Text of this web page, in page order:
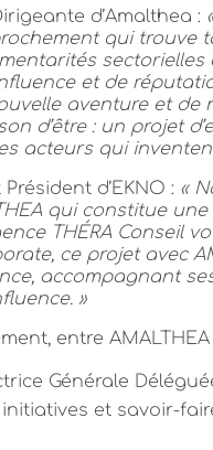
d’Amalthea :
qui trouve
sectorielles
et de
aventure et de
d’être : un projet
acteurs qui
d’EKNO : «
qui constitue
THÉRA Conseil
ce projet avec
accompagnant
»
entre AMALTHEA
Générale
et savoir-